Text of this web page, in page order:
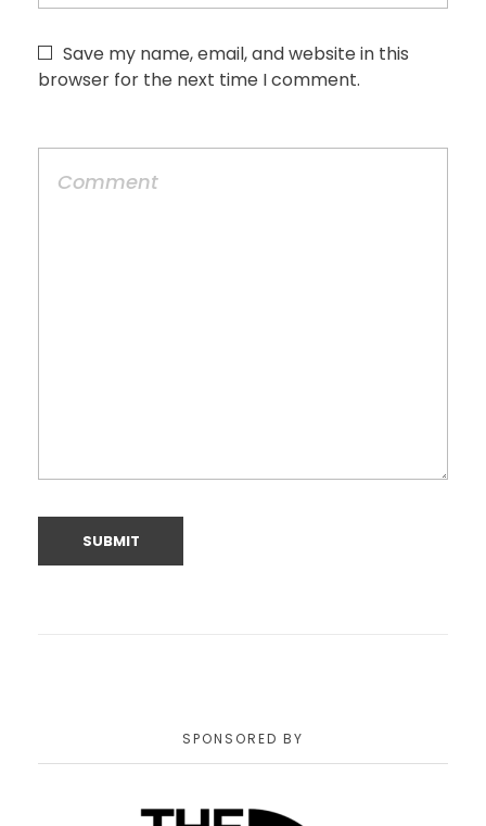
Save my name, email, and website in this
browser for the next time I comment.
SPONSORED BY